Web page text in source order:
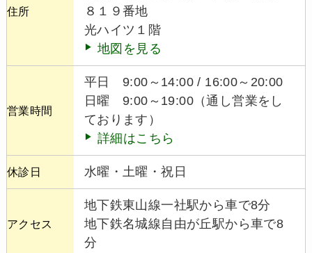
住所
８１９番地
光ハイツ１階
地図を見る
営業時間
平日 9:00～14:00 / 16:00～20:00
日曜 9:00～19:00（通し営業をし
ております）
詳細はこちら
休診日 水曜・土曜・祝日
アクセス
地下鉄東山線一社駅から車で8分
地下鉄名城線自由が丘駅から車で8
分